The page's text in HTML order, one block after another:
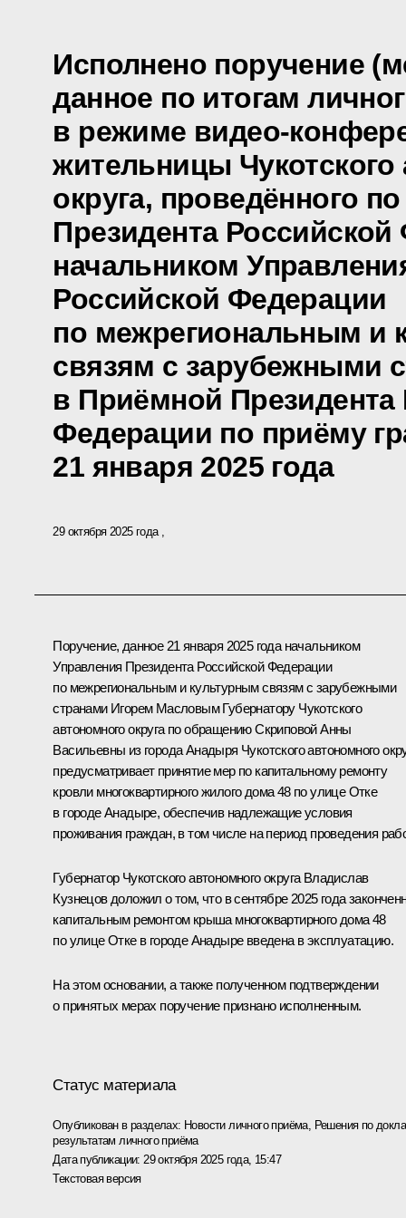
Исполнено поручение
данное по итогам
в режиме видео-
жительницы Чукотского
округа, проведённого
Президента
начальником
Российской Федерации
по межрегиональным и
связям с зарубежными
в Приёмной Президента
Федерации по приёму
21 января 2025 года
29 октября 2025 года
Поручение, данное 21 января 2025 года начальником
Управления Президента Российской Федерации
по межрегиональным и культурным связям с зарубежными
странами Игорем Масловым Губернатору Чукотского
автономного округа по обращению Скриповой Анны
Васильевны из города Анадыря Чукотского автономного
предусматривает принятие мер по капитальному ремонту
кровли многоквартирного жилого дома 48 по улице Отке
в городе Анадыре, обеспечив надлежащие условия
проживания граждан, в том числе на период проведения
Губернатор Чукотского автономного округа Владислав
Кузнецов доложил о том, что в сентябре 2025 года
капитальным ремонтом крыша многоквартирного дома 48
по улице Отке в городе Анадыре введена в эксплуатацию.
На этом основании, а также полученном подтверждении
о принятых мерах поручение признано исполненным.
Статус материала
Опубликован в разделах: Новости личного приёма, Решения по
результатам личного приёма
Дата публикации: 29 октября 2025 года, 15:47
Текстовая версия